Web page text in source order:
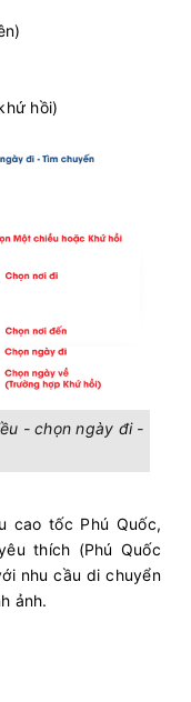
hồi)
- chọn ngày đi -
cao tốc Phú Quốc,
thích (Phú Quốc
nhu cầu di chuyển
ảnh.